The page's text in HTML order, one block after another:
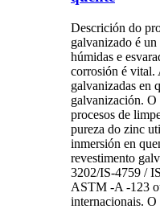
Descrición do
galvanizado é
húmidas e
corrosión é vital.
galvanizadas en
galvanización.
procesos de
pureza do zinc
inmersión en
revestimento
3202/IS-4759 /
ASTM -A -123
internacionais. O